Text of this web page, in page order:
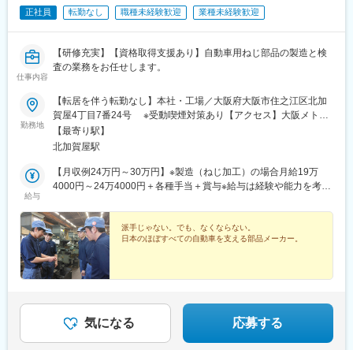
正社員 転勤なし 職種未経験歓迎 業種未経験歓迎
仕事内容
【研修充実】【資格取得支援あり】自動車用ねじ部品の製造と検
査の業務をお任せします。
勤務地
【転居を伴う転勤なし】本社・工場／大阪府大阪市住之江区北加
賀屋4丁目7番24号 ※受動喫煙対策あり【アクセス】大阪メトロ
四つ橋線「北加賀屋駅」から徒歩12分
【最寄り駅】
北加賀屋駅
給与
【月収例24万円～30万円】※製造（ねじ加工）の場合月給19万
4000円～24万4000円＋各種手当＋賞与※給与は経験や能力を考慮
派手じゃない。でも、なくならない。
日本のほぼすべての自動車を支える部品メーカー。
気になる 応募する